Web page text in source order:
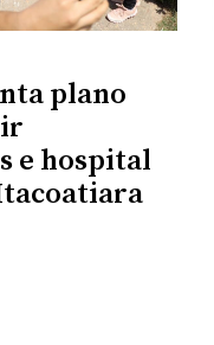
plano
e hospital